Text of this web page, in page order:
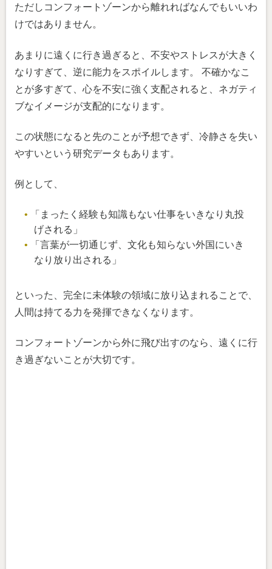
ただしコンフォートゾーンから離れればなんでもいいわ
けではありません。
あまりに遠くに行き過ぎると、不安やストレスが大きく
なりすぎて、逆に能力をスポイルします。 不確かなこ
とが多すぎて、心を不安に強く支配されると、ネガティ
ブなイメージが支配的になります。
この状態になると先のことが予想できず、冷静さを失い
やすいという研究データもあります。
例として、
「まったく経験も知識もない仕事をいきなり丸投
げされる」
「言葉が一切通じず、文化も知らない外国にいき
なり放り出される」
といった、完全に未体験の領域に放り込まれることで、
人間は持てる力を発揮できなくなります。
コンフォートゾーンから外に飛び出すのなら、遠くに行
き過ぎないことが大切です。